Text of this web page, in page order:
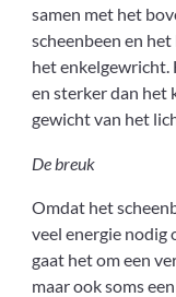
samen met het
scheenbeen en
het enkelgewricht.
en sterker dan het
gewicht van het
De breuk
Omdat het
veel energie nodig
gaat het om een
maar ook soms